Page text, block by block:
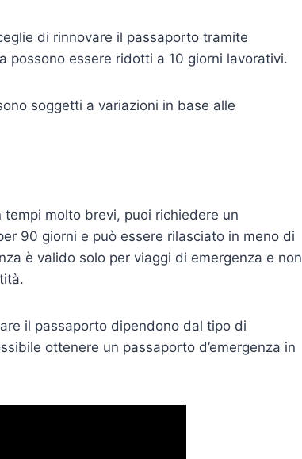
di rinnovare il passaporto tramite
possono essere ridotti a 10 giorni lavorativi.
soggetti a variazioni in base alle
molto brevi, puoi richiedere un
90 giorni e può essere rilasciato in meno di
è valido solo per viaggi di emergenza e non
il passaporto dipendono dal tipo di
ottenere un passaporto d’emergenza in